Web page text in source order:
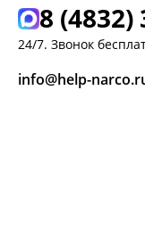
8 (4832)
24/7. Звонок
info@help-